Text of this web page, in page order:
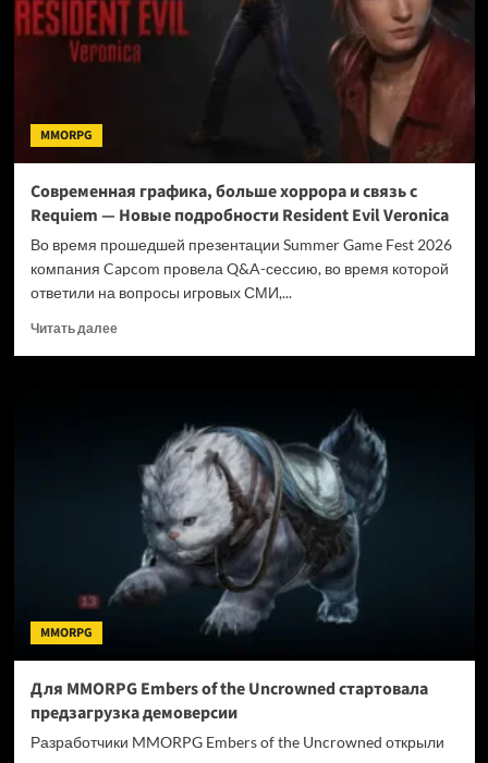
только
старых
версий
MMORPG
Современная графика, больше хоррора и связь с
Requiem — Новые подробности Resident Evil Veronica
Во время прошедшей презентации Summer Game Fest 2026
компания Capcom провела Q&A-сессию, во время которой
ответили на вопросы игровых СМИ,...
Читать далееПрочитать
хоррора
связь
Requiem
Новые
подробности
MMORPG
Для MMORPG Embers of the Uncrowned стартовала
предзагрузка демоверсии
Разработчики MMORPG Embers of the Uncrowned открыли